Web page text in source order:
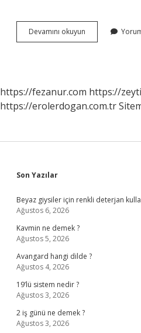
Devamını okuyun
Yapmak
https://fezanur.com https://
https://erolerdogan.com.tr
Sidebar
Son Yazılar
Beyaz giysiler için renkli deterjan
Ağustos 6, 2026
Kavmin ne demek ?
Ağustos 5, 2026
Avangard hangi dilde ?
Ağustos 4, 2026
19’lü sistem nedir ?
Ağustos 3, 2026
2 iş günü ne demek ?
Ağustos 3, 2026